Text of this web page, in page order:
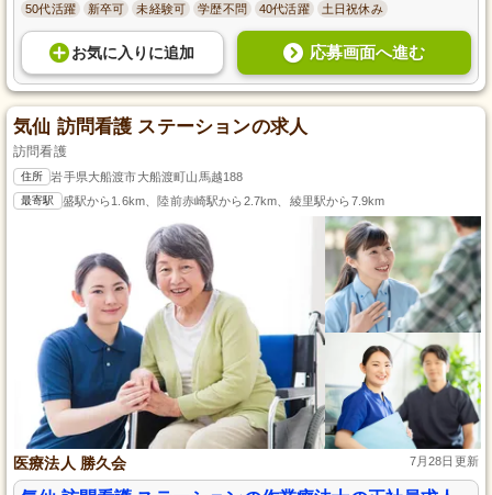
50代活躍 新卒可 未経験可 学歴不問 40代活躍 土日祝休み
お気に入り に追加 応募画面へ進む
気仙 訪問看護 ステーションの求人
訪問看護
住所 岩手県大船渡市大船渡町山馬越188
最寄駅 盛駅から1.6km、陸前赤崎駅から2.7km、綾里駅から7.9km
医療法人 勝久会 7月28日更新